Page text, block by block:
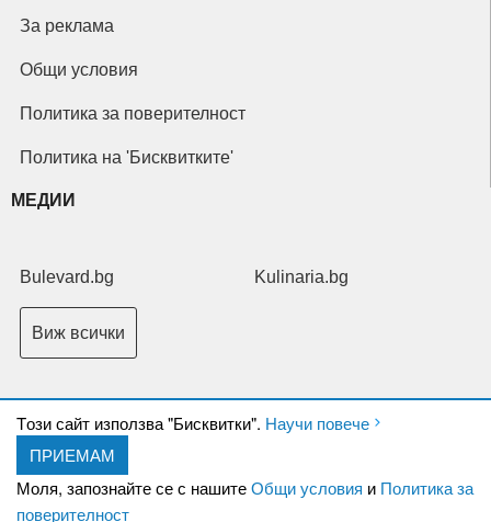
Tози сайт използва "Бисквитки". Научи повече
ПРИЕМАМ
Моля, запознайте се с нашитеОбщи условия и Политика за
поверителност
За реклама
Общи условия
Политика за поверителност
Политика на 'Бисквитките'
МЕДИИ
Bulevard.bg Kulinaria.bg
Виж всички
Copyright © 2026 Ксениум ООД. Всички права запазени.
XeniumCompany.com